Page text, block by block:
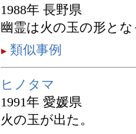
1988年 長野県
幽霊は火の玉の形と
類似事例
ヒノタマ
1991年 愛媛県
火の玉が出た。